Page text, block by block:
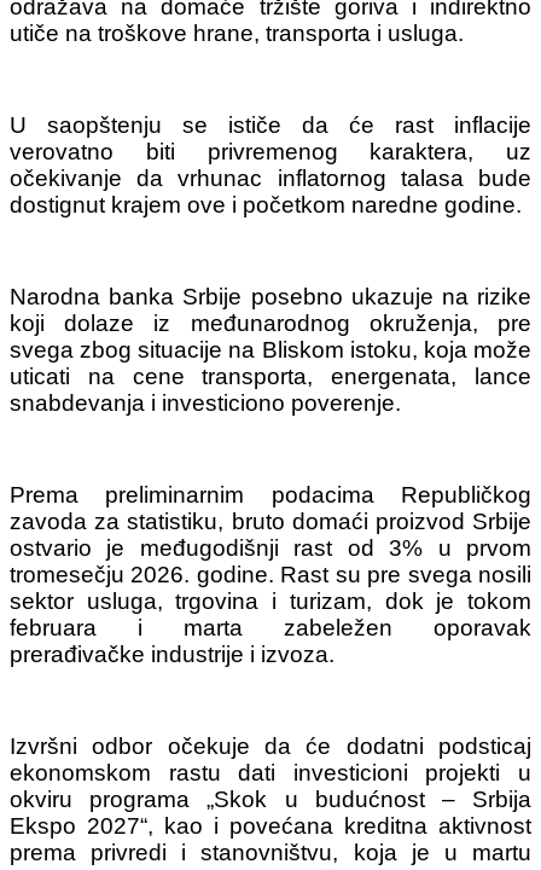
odražava na domaće tržište goriva i indirektno
utiče na troškove hrane, transporta i usluga.
U saopštenju se ističe da će rast inflacije
verovatno biti privremenog karaktera, uz
očekivanje da vrhunac inflatornog talasa bude
dostignut krajem ove i početkom naredne godine.
Narodna banka Srbije posebno ukazuje na rizike
koji dolaze iz međunarodnog okruženja, pre
svega zbog situacije na Bliskom istoku, koja može
uticati na cene transporta, energenata, lance
snabdevanja i investiciono poverenje.
Prema preliminarnim podacima Republičkog
zavoda za statistiku, bruto domaći proizvod Srbije
ostvario je međugodišnji rast od 3% u prvom
tromesečju 2026. godine. Rast su pre svega nosili
sektor usluga, trgovina i turizam, dok je tokom
februara i marta zabeležen oporavak
prerađivačke industrije i izvoza.
Izvršni odbor očekuje da će dodatni podsticaj
ekonomskom rastu dati investicioni projekti u
okviru programa „Skok u budućnost – Srbija
Ekspo 2027“, kao i povećana kreditna aktivnost
prema privredi i stanovništvu, koja je u martu